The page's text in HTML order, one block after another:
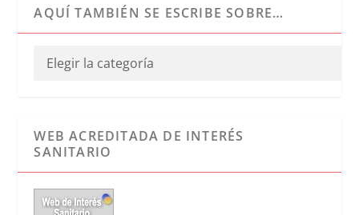
AQUÍ TAMBIÉN SE ESCRIBE SOBRE…
WEB ACREDITADA DE INTERÉS
SANITARIO